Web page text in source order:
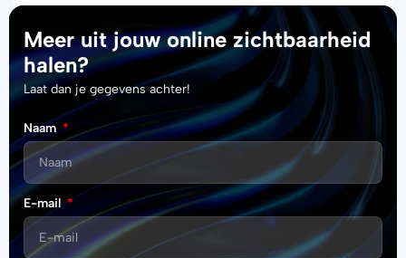
Meer uit jouw online zichtbaarheid
halen?
Laat dan je gegevens achter!
Naam
E-mail